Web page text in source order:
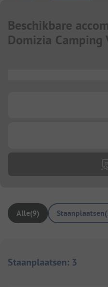
Beschikbare
Domizia Camping
Alle(9) Staanplaatsen(
Staanplaatsen: 3